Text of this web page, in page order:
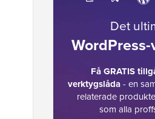
Det
Få GRATIS
verktygslåda- en
relaterade
som alla